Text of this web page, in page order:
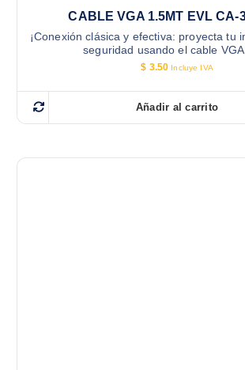
CABLE VGA 1.5MT EVL CA-
¡Conexión clásica y efectiva: proyecta tu
seguridad usando el cable VGA
$ 3.50 Incluye IVA
Añadir al carrito